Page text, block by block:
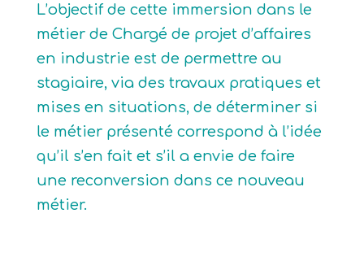
L’objectif de cette immersion dans le
métier de Chargé de projet d’affaires
en industrie est de permettre au
stagiaire, via des travaux pratiques et
mises en situations, de déterminer si
le métier présenté correspond à l’idée
qu’il s’en fait et s’il a envie de faire
une reconversion dans ce nouveau
métier.